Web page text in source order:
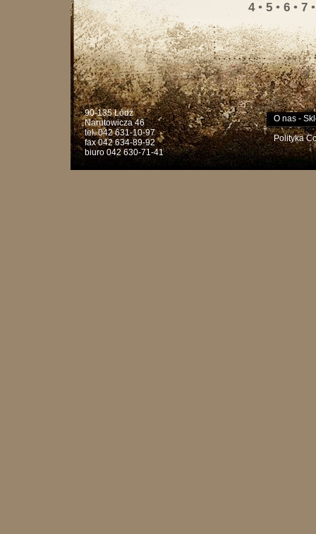
4• 5• 6• 7
90-135 Łódź
Narutowicza 46
tel. 042 631-10-97
fax 042 634-89-92
biuro 042 630-71-41
O nas-
Polityka